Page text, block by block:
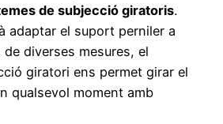
de subjecció giratoris.
adaptar el suport perniler a
diverses mesures, el
giratori ens permet girar el
qualsevol moment amb